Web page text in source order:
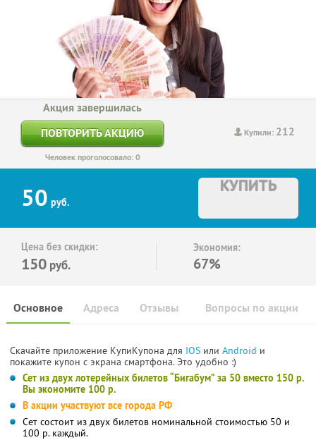
Купили: 212
Акция завершилась
ПОВТОРИТЬ АКЦИЮ
Человек проголосовало: 0
50 руб.
КУПИТЬ
Цена без скидки:
150 руб.
Экономия:
67%
Основное Отзывы Вопросы по акции
Адреса
Скачайте приложение КупиКупона для IOS или Android и
покажите купон с экрана смартфона. Это удобно :)
Сет из двух лотерейных билетов “Бигабум” за 50 вместо 150 р.
Вы экономите 100 р.
В акции участвуют все города РФ
Сет состоит из двух билетов номинальной стоимостью 50 и
100 р. каждый.